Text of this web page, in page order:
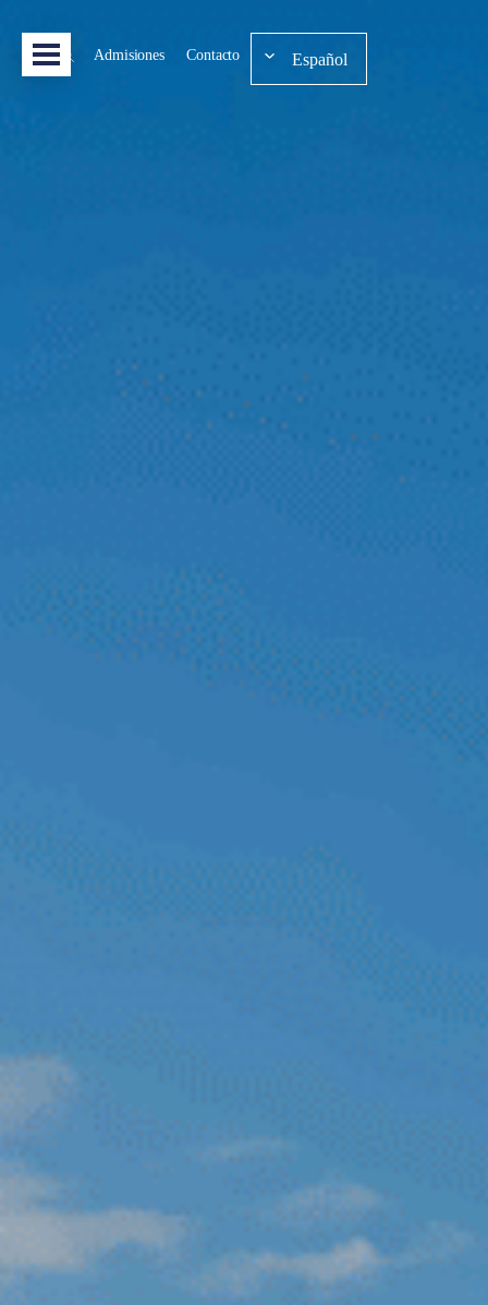
Admisiones Contacto Español